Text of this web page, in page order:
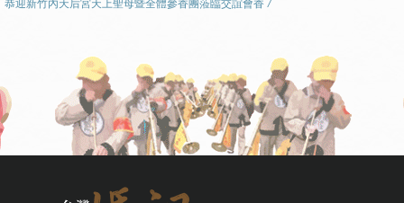
恭迎新竹內天后宮天上聖母暨全體參香團蒞臨交誼會香